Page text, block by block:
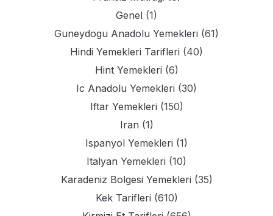
Genel (1)
Guneydogu Anadolu Yemekleri (61)
Hindi Yemekleri Tarifleri (40)
Hint Yemekleri (6)
Ic Anadolu Yemekleri (30)
Iftar Yemekleri (150)
Iran (1)
Ispanyol Yemekleri (1)
Italyan Yemekleri (10)
Karadeniz Bolgesi Yemekleri (35)
Kek Tarifleri (610)